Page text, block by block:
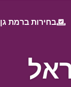
בחירות ברמת גן